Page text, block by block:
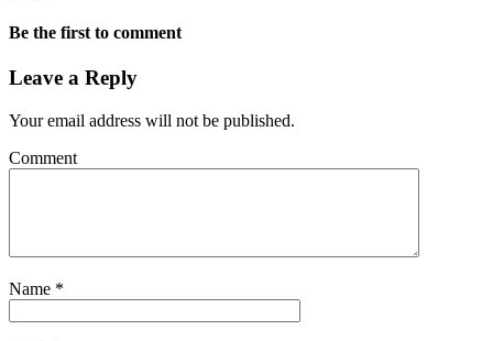
Be the first to comment
Leave a Reply
Your email address will not be published.
Comment
Name *